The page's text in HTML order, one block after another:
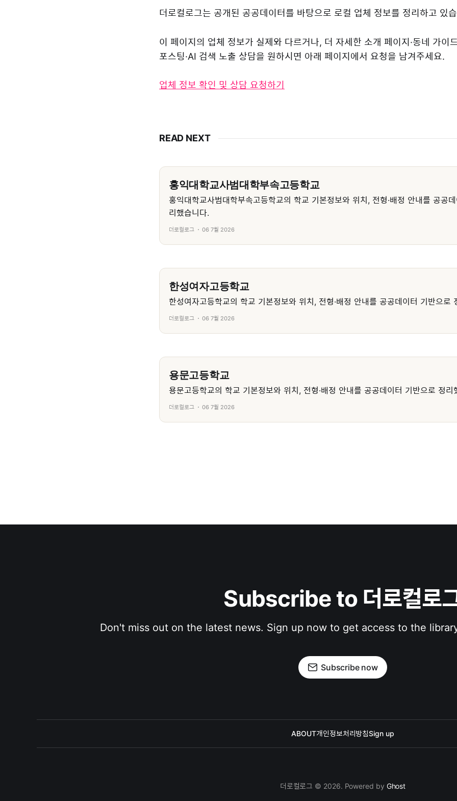
더로컬로그는 공개된 공공데이터를 바탕으로 로컬 업체 정보를 정리하고 있
이 페이지의 업체 정보가 실제와 다르거나, 더 자세한 소개 페이지·동네 가이
포스팅·AI 검색 노출 상담을 원하시면 아래 페이지에서 요청을 남겨주세요.
업체 정보 확인 및 상담 요청하기
READ NEXT
홍익대학교사범대학부속고등학교
홍익대학교사범대학부속고등학교의 학교 기본정보와 위치, 전형·배정 안내를 공공
리했습니다.
더로컬로그 06 7월 2026
한성여자고등학교
한성여자고등학교의 학교 기본정보와 위치, 전형·배정 안내를 공공데이터 기반으로
더로컬로그 06 7월 2026
용문고등학교
용문고등학교의 학교 기본정보와 위치, 전형·배정 안내를 공공데이터 기반으로 정리
더로컬로그 06 7월 2026
Subscribe to 더로컬로
Don't miss out on the latest news. Sign up now to get access to the
Subscribe now
ABOUT개인정보처리방침Sign up
더로컬로그 © 2026. Powered by Ghost